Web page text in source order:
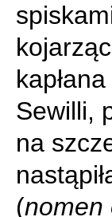
Sewilli,
na
(nomen